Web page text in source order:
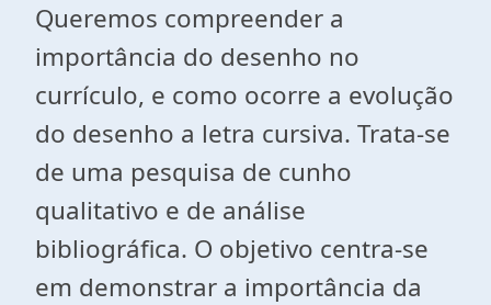
Queremos compreender a
importância do desenho no
currículo, e como ocorre a evolução
do desenho a letra cursiva. Trata-se
de uma pesquisa de cunho
qualitativo e de análise
bibliográfica. O objetivo centra-se
em demonstrar a importância da